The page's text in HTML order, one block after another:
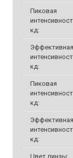
Пиковая
кд:
Эффективная
кд:
Пиковая
кд:
Эффективная
кд:
Цвет линзы: